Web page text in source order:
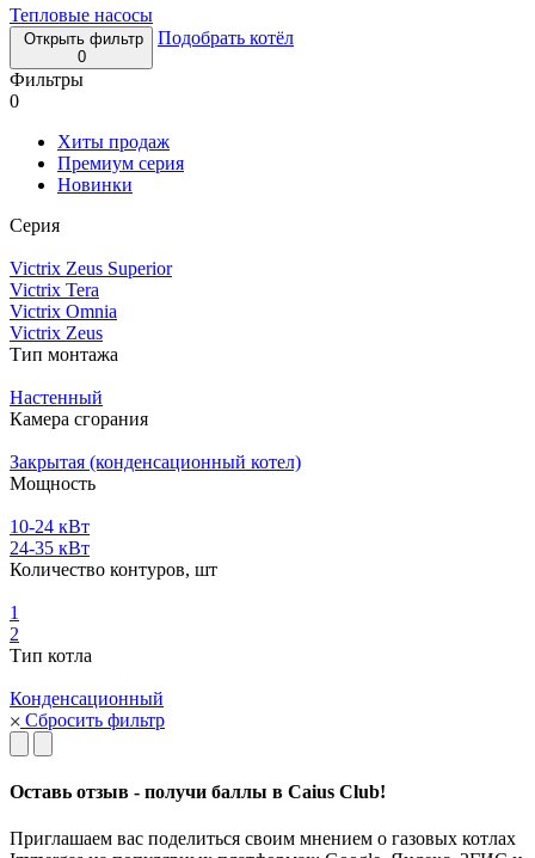
Тепловые насосы
Открыть фильтр
0
Подобрать котёл
Фильтры
0
Хиты продаж
Премиум серия
Новинки
Серия
Victrix Zeus Superior
Victrix Tera
Victrix Omnia
Victrix Zeus
Тип монтажа
Настенный
Камера сгорания
Закрытая (конденсационный котел)
Мощность
10-24 кВт
24-35 кВт
Количество контуров, шт
1
2
Тип котла
Конденсационный
Сбросить фильтр
Оставь отзыв - получи баллы в Caius Club!
Приглашаем вас поделиться своим мнением о газовых котлах